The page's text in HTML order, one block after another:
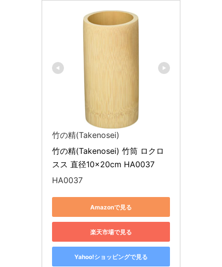
竹の精(Takenosei)
竹の精(Takenosei) 竹筒 ロクロ
スス 直径10×20cm HA0037
HA0037
Amazonで見る
楽天市場で見る
Yahoo!ショッピングで見る